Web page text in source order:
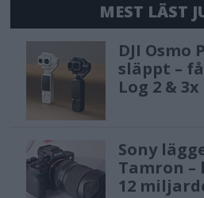
MEST LÄST
DJI Osmo
släppt –
Log 2 &
Sony
Tamron
12